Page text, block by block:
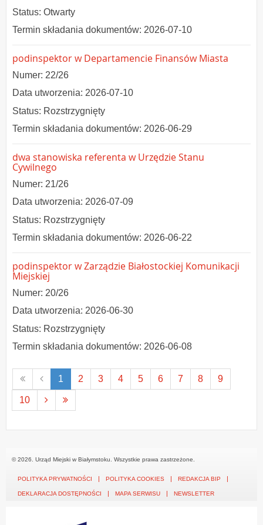
Status: Otwarty
Termin składania dokumentów: 2026-07-10
podinspektor w Departamencie Finansów Miasta
Numer: 22/26
Data utworzenia: 2026-07-10
Status: Rozstrzygnięty
Termin składania dokumentów: 2026-06-29
dwa stanowiska referenta w Urzędzie Stanu
Cywilnego
Numer: 21/26
Data utworzenia: 2026-07-09
Status: Rozstrzygnięty
Termin składania dokumentów: 2026-06-22
podinspektor w Zarządzie Białostockiej Komunikacji
Miejskiej
Numer: 20/26
Data utworzenia: 2026-06-30
Status: Rozstrzygnięty
Termin składania dokumentów: 2026-06-08
Pierwsza
strona
Poprzednia
strona
1 2 3 4 5 6 7 8 9
10
Następna
strona
Ostatnia
strona
© 2026. Urząd Miejski w Białymstoku. Wszystkie prawa zastrzeżone.
POLITYKA PRYWATNOŚCI POLITYKA COOKIES REDAKCJA BIP
DEKLARACJA DOSTĘPNOŚCI MAPA SERWISU NEWSLETTER